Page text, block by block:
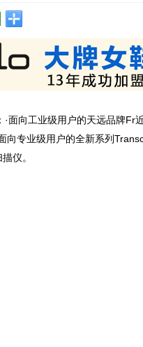
面向工业级用户的天远品牌
向专业级用户的全新系列
仪。